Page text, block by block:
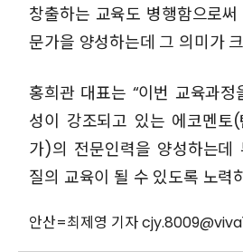
창출하는 교육도 병행함으로
문가을 양성하는데 그 의미가
홍희관 대표는 “이번 교육과
성이 강조되고 있는 에코멘토
가)의 전문인력을 양성하는데
질의 교육이 될 수 있도록 노력
안산=최제영 기자